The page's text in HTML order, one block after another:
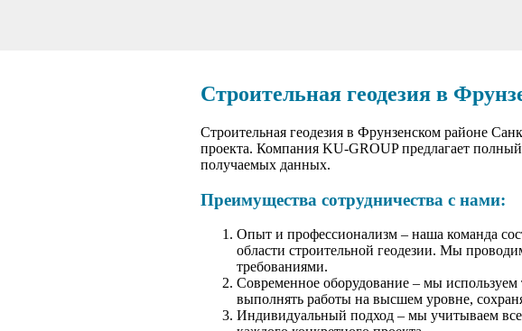
Строительная геодезия в
Строительная геодезия в Фрунзенском районе
проекта. Компания KU-GROUP предлагает
получаемых данных.
Преимущества сотрудничества с нами:
Опыт и профессионализм – наша команда
области строительной геодезии. Мы
требованиями.
Современное оборудование – мы используем
выполнять работы на высшем уровне,
Индивидуальный подход – мы учитываем все